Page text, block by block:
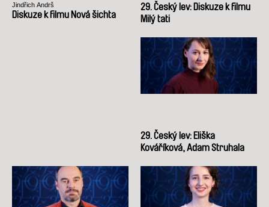
Jindřich Andrš
Diskuze k filmu Nová šichta
29. Český lev: Diskuze k filmu
Milý tati
29. Český lev: Eliška
Kováříková, Adam Struhala